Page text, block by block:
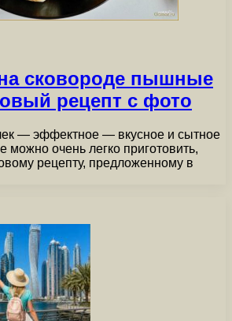
сковороде пышные
рецепт с фото
— эффектное — вкусное и сытное
можно очень легко приготовить,
рецепту, предложенному в